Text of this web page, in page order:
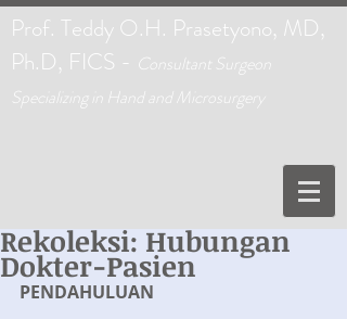
Prof. Teddy O.H. Prasetyono, MD,
Ph.D, FICS - C onsultant Surgeon
Specializing in Hand and Microsurgery
Rekoleksi: Hubungan
Dokter-Pasien
PENDAHULUAN